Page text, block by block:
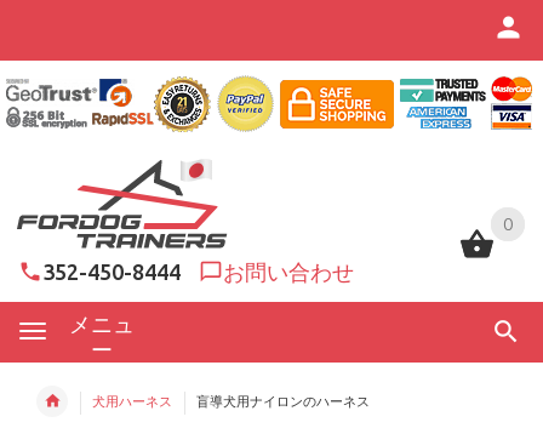
0
352-450-8444 お問い合わせ
メニュ
ー
0
犬用ハーネス 盲導犬用ナイロンのハーネス